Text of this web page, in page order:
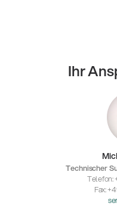
Ihr
Technischer
Telefon:
Fax: